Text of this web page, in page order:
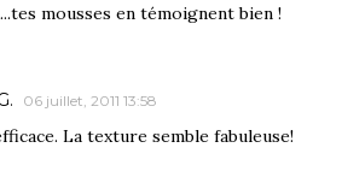
mousses en témoignent bien !
06 juillet, 2011 13:58
La texture semble fabuleuse!